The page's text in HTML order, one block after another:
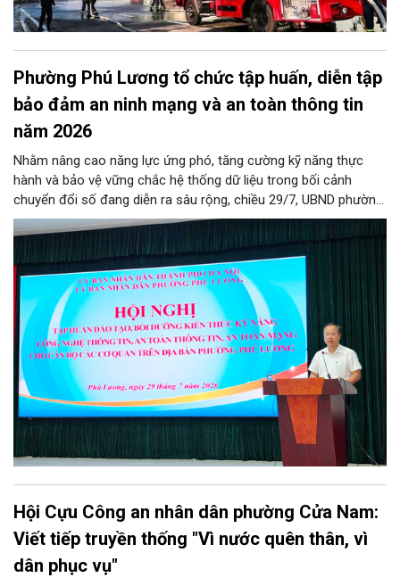
Phường Phú Lương tổ chức tập huấn, diễn tập
bảo đảm an ninh mạng và an toàn thông tin
năm 2026
Nhằm nâng cao năng lực ứng phó, tăng cường kỹ năng thực
hành và bảo vệ vững chắc hệ thống dữ liệu trong bối cảnh
chuyển đổi số đang diễn ra sâu rộng, chiều 29/7, UBND phường
Phú Lương đã tổ chức thành công Hội nghị tập huấn và diễn
tập công tác bảo đảm an ninh mạng, an ninh dữ liệu năm 2026.
Chương trình được thiết kế bài bản, hướng tới đối tượng là toàn
thể đội ngũ cán bộ, công chức, viên chức và người lao động
đang trực tiếp công tác tại các cơ quan, đơn vị, phòng ban
chuyên môn trên địa bàn phường.
Hội Cựu Công an nhân dân phường Cửa Nam:
Viết tiếp truyền thống "Vì nước quên thân, vì
dân phục vụ"